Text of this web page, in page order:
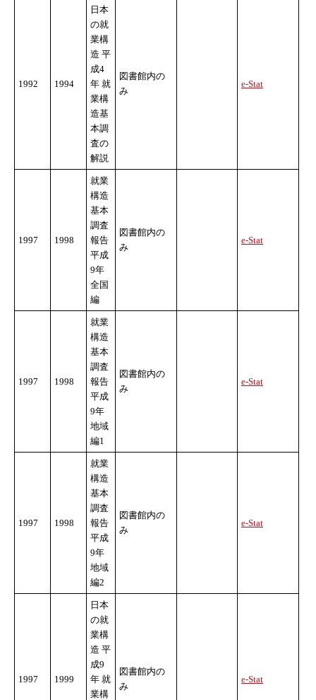
1992 1994
日本
の就
業構
造 平
成4
年 就
業構
造基
本調
査の
解説
図書館内の
み
e-Stat
1997 1998
就業
構造
基本
調査
報告
平成
9年
全国
編
図書館内の
み
e-Stat
1997 1998
就業
構造
基本
調査
報告
平成
9年
地域
編1
図書館内の
み
e-Stat
1997 1998
就業
構造
基本
調査
報告
平成
9年
地域
編2
図書館内の
み
e-Stat
1997 1999
日本
の就
業構
造 平
成9
年 就
業構
図書館内の
み
e-Stat